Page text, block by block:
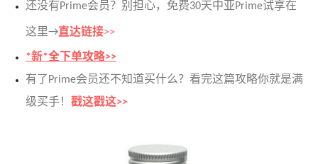
还没有Prime会员？别担心，免费30天中亚Prime试享在
这里→ 直达链接>>
*新*全下单攻略>>
有了Prime会员还不知道买什么？看完这篇攻略你就是满
级买手！ 戳这戳这>>